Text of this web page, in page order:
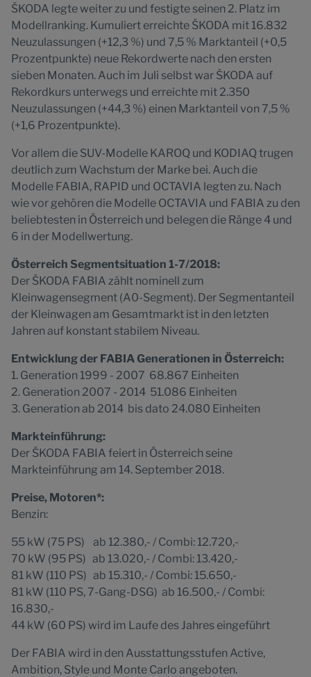
ŠKODA legte weiter zu und festigte seinen 2. Platz im
Modellranking. Kumuliert erreichte ŠKODA mit 16.832
Neuzulassungen (+12,3 %) und 7,5 % Marktanteil (+0,5
Prozentpunkte) neue Rekordwerte nach den ersten
sieben Monaten. Auch im Juli selbst war ŠKODA auf
Rekordkurs unterwegs und erreichte mit 2.350
Neuzulassungen (+44,3 %) einen Marktanteil von 7,5 %
(+1,6 Prozentpunkte).
Vor allem die SUV-Modelle KAROQ und KODIAQ trugen
deutlich zum Wachstum der Marke bei. Auch die
Modelle FABIA, RAPID und OCTAVIA legten zu. Nach
wie vor gehören die Modelle OCTAVIA und FABIA zu den
beliebtesten in Österreich und belegen die Ränge 4 und
6 in der Modellwertung.
Österreich Segmentsituation 1-7/2018:
Der ŠKODA FABIA zählt nominell zum
Kleinwagensegment (A0-Segment). Der Segmentanteil
der Kleinwagen am Gesamtmarkt ist in den letzten
Jahren auf konstant stabilem Niveau.
Entwicklung der FABIA Generationen in Österreich:
1. Generation 1999 - 2007 68.867 Einheiten
2. Generation 2007 - 2014 51.086 Einheiten
3. Generation ab 2014 bis dato 24.080 Einheiten
Markteinführung:
Der ŠKODA FABIA feiert in Österreich seine
Markteinführung am 14. September 2018.
Preise, Motoren*:
Benzin:
55 kW (75 PS) ab 12.380,- / Combi: 12.720,-
70 kW (95 PS) ab 13.020,- / Combi: 13.420,-
81 kW (110 PS) ab 15.310,- / Combi: 15.650,-
81 kW (110 PS, 7-Gang-DSG) ab 16.500,- / Combi:
16.830,-
44 kW (60 PS) wird im Laufe des Jahres eingeführt
Der FABIA wird in den Ausstattungsstufen Active,
Ambition, Style und Monte Carlo angeboten.